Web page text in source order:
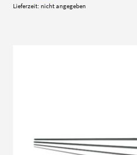
Lieferzeit: nicht angegeben